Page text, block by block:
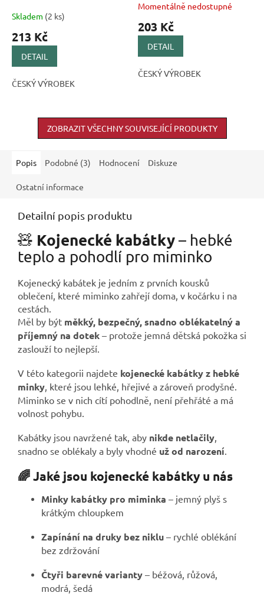
Skladem (2 ks)
213 Kč
DETAIL
ČESKÝ VÝROBEK
Průměrné
hodnocení
produktu
5,0
5
Momentálně nedostupné
203 Kč
DETAIL
ČESKÝ VÝROBEK
ZOBRAZIT VŠECHNY SOUVISEJÍCÍ PRODUKTY
Popis Podobné (3) Hodnocení Diskuze
Ostatní informace
Detailní popis produktu
🧸 Kojenecké kabátky– hebké
teplo a pohodlí pro miminko
Kojenecký kabátek je jedním z prvních kousků
oblečení, které miminko zahřejí doma, v kočárku i na
cestách.
Měl by být měkký, bezpečný, snadno oblékatelný a
příjemný na dotek – protože jemná dětská pokožka si
zaslouží to nejlepší.
V této kategorii najdete kojenecké kabátky z hebké
minky , které jsou lehké, hřejivé a zároveň prodyšné.
Miminko se v nich cítí pohodlně, není přehřáté a má
volnost pohybu.
Kabátky jsou navržené tak, aby nikde netlačily
snadno se oblékaly a byly vhodné už od narození
🌈 Jaké jsou kojenecké kabátky u nás
Minky kabátky pro miminka – jemný plyš s
krátkým chloupkem
Zapínání na druky bez niklu – rychlé oblékání
bez zdržování
Čtyři barevné varianty – béžová, růžová,
modrá, šedá